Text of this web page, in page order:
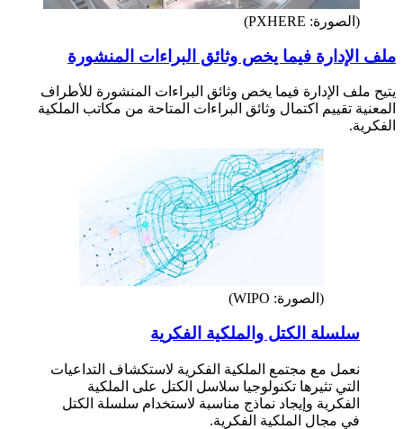
(الصورة: PXHERE)
ملف الإدارة فيما يخص وثائق البراءات المنشورة
يتيح ملف الإدارة فيما يخص وثائق البراءات المنشورة للأطراف
المعنية تقييم اكتمال وثائق البراءات المتاحة من مكاتب الملكية
الفكرية.
(الصورة: WIPO)
سلسلة الكتل والملكية الفكرية
نعمل مع مجتمع الملكية الفكرية لاستكشاف التداعيات
التي تثيرها تكنولوجيا سلاسل الكتل على الملكية
الفكرية وإيجاد نماذج مناسبة لاستخدام سلسلة الكتل
في مجال الملكية الفكرية.